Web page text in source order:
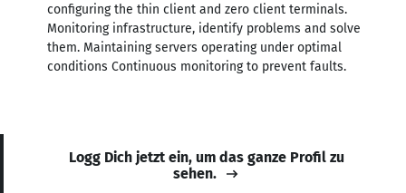
configuring the thin client and zero client terminals.
Monitoring infrastructure, identify problems and solve
them. Maintaining servers operating under optimal
conditions Continuous monitoring to prevent faults.
Logg Dich jetzt ein, um das ganze Profil zu
sehen.